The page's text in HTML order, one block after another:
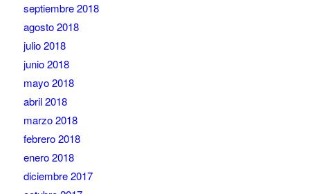
septiembre 2018
agosto 2018
julio 2018
junio 2018
mayo 2018
abril 2018
marzo 2018
febrero 2018
enero 2018
diciembre 2017